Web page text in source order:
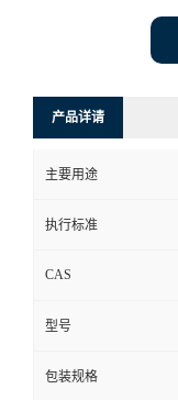
产品详请
主要用途
执行标准
CAS
型号
包装规格